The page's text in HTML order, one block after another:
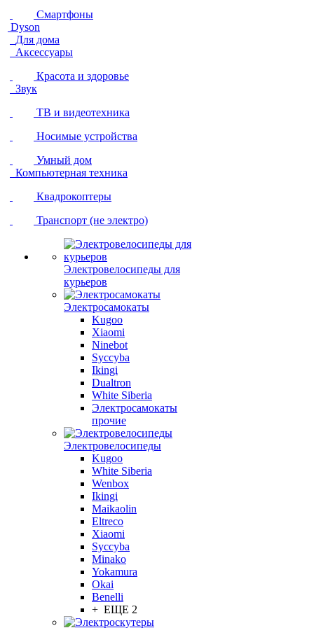
Смартфоны
Dyson
Для дома
Аксессуары
Красота и здоровье
Звук
ТВ и видеотехника
Носимые устройства
Умный дом
Компьютерная техника
Квадрокоптеры
Транспорт (не электро)
Электровелосипеды для
курьеров
Электросамокаты
Kugoo
Xiaomi
Ninebot
Syccyba
Ikingi
Dualtron
White Siberia
Электросамокаты
прочие
Электровелосипеды
Kugoo
White Siberia
Wenbox
Ikingi
Maikaolin
Eltreco
Xiaomi
Syccyba
Minako
Yokamura
Okai
Benelli
+ ЕЩЕ 2